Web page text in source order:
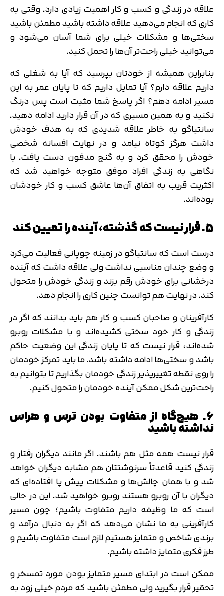
علاقه در زندگی و کسب و کار اهمیت زیادی دارد. وقتی به
کاری که انجام می‌دهید علاقه داشته باشید مطمئن باشید
سختی‌ها و مشکلات خیلی برای شما آسان می‌شود و
می‌توانید خیلی راحت‌تر آن‌ها را تحمل کنید.
بنابراین همیشه از خودتان بپرسید که آیا به شغلی که
داریم علاقه دارم؟ آیا تمایل داریم که تا پایان عمر به این
مسیر ادامه دهم؟ اگر پاسخ شما مثبت است پس درنگ
نکنید و به همین مسیری که در آن قرار دارید ادامه دهید.
سانتیاگو به خاطر علاقه شدیدی که به هدف خودش
داشت هرگز کوتاه نیامد و در نهایت افسانه شخصی
خودش را محقق کرد و به گنج مدفون دست یافت. با
نگاهی به زندگی افراد موفق متوجه خواهید شد که
اکثریت قریب به اتفاق آن‌ها عاشق کسب و کار خودشان
بوده‌اند.
5. قرار نیست که گذشته، آینده را تعیین کند
درست است که سانتیاگو در زمینه چوپانی فعالیت می‌کرد
و وضع چندان مناسبی نداشت ولی علاقه داشت که آینده
درخشانی برای خودش رقم بزند و زندگی خودش را متحول
کند. در نهایت هم توانست چنین کاری را انجام دهد.
کارآفرینان و صاحبان کسب و کار هم باید بدانند که اگر در
زندگی و کار خود سختی کشیده‌اند و با مشکلات روبرو
شده‌اند، قرار نیست که تا پایان زندگی این وضعیت حاکم
باشد و سختی‌ها ادامه داشته باشد. ما باید تمرکز خودمان
را روی نقطه تغییرپذیر زندگی خودمان بگذاریم تا بتوانیم به
راحت‌ترین شکل ممکن آینده خودمان را متحول کنیم.
6. هیچ‌گاه از متفاوت بودن ترس و هراس
نداشته باشید
قرار نیست همه مثل هم باشند. اگر مانند دیگران رفتار و
زندگی کنید قاعدتاً سرنوشتتان هم مشابه دیگران خواهد
شد و با همان چالش‌ها و مشکلات پیش پا افتاده‌ای که
دیگران با آن روبرو هستند روبرو خواهید شد. این در حالی
است که ما وظیفه داریم متفاوت باشیم؛ چون مسیر
کارآفرینی به ما نشان می‌دهد که اگر به دنبال درآمد و
برندی شاخص و متمایز هستیم لازم است متفاوت باشیم و
طرز فکری متمایز داشته باشیم.
ممکن است در ابتدای مسیر متمایز بودن مورد تمسخر و
تحقیر قرار بگیرید ولی مطمئن باشید که مردم خیلی زود به